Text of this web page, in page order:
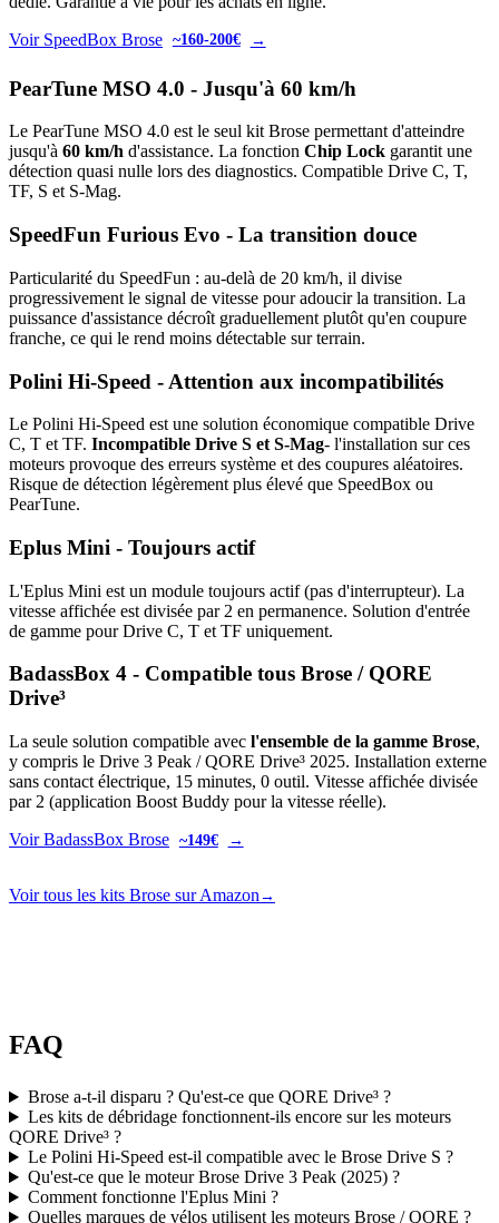
Voir SpeedBox Brose ~160-200€ →
PearTune MSO 4.0 - Jusqu'à 60 km/h
Le PearTune MSO 4.0 est le seul kit Brose permettant d'atteindre
jusqu'à 60 km/h d'assistance. La fonction Chip Lock garantit une
détection quasi nulle lors des diagnostics. Compatible Drive C, T,
TF, S et S-Mag.
SpeedFun Furious Evo - La transition douce
Particularité du SpeedFun : au-delà de 20 km/h, il divise
progressivement le signal de vitesse pour adoucir la transition. La
puissance d'assistance décroît graduellement plutôt qu'en coupure
franche, ce qui le rend moins détectable sur terrain.
Polini Hi-Speed - Attention aux incompatibilités
Le Polini Hi-Speed est une solution économique compatible Drive
C, T et TF. Incompatible Drive S et S-Mag- l'installation sur ces
moteurs provoque des erreurs système et des coupures aléatoires.
Risque de détection légèrement plus élevé que SpeedBox ou
PearTune.
Eplus Mini - Toujours actif
L'Eplus Mini est un module toujours actif (pas d'interrupteur). La
vitesse affichée est divisée par 2 en permanence. Solution d'entrée
de gamme pour Drive C, T et TF uniquement.
BadassBox 4 - Compatible tous Brose / QORE
Drive³
La seule solution compatible avec l'ensemble de la gamme Brose,
y compris le Drive 3 Peak / QORE Drive³ 2025. Installation externe
sans contact électrique, 15 minutes, 0 outil. Vitesse affichée divisée
par 2 (application Boost Buddy pour la vitesse réelle).
Voir BadassBox Brose ~149€ →
Voir tous les kits Brose sur Amazon→
FAQ
Brose a-t-il disparu ? Qu'est-ce que QORE Drive³ ?
Les kits de débridage fonctionnent-ils encore sur les moteurs
QORE Drive³ ?
Le Polini Hi-Speed est-il compatible avec le Brose Drive S ?
Qu'est-ce que le moteur Brose Drive 3 Peak (2025) ?
Comment fonctionne l'Eplus Mini ?
Quelles marques de vélos utilisent les moteurs Brose / QORE ?